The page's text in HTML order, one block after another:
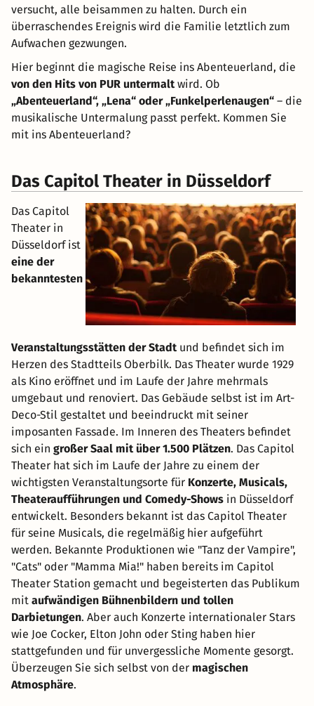
versucht, alle beisammen zu halten. Durch ein
überraschendes Ereignis wird die Familie letztlich zum
Aufwachen gezwungen.
Hier beginnt die magische Reise ins Abenteuerland, die
von den Hits von PUR untermaltwird. Ob
„Abenteuerland“, „Lena“ oder „Funkelperlenaugen“ – die
musikalische Untermalung passt perfekt. Kommen Sie
mit ins Abenteuerland?
Das Capitol Theater in Düsseldorf
Das Capitol
Theater in
Düsseldorf ist
eine der
bekanntesten
Veranstaltungsstätten der Stadtund befindet sich im
Herzen des Stadtteils Oberbilk. Das Theater wurde 1929
als Kino eröffnet und im Laufe der Jahre mehrmals
umgebaut und renoviert. Das Gebäude selbst ist im Art-
Deco-Stil gestaltet und beeindruckt mit seiner
imposanten Fassade. Im Inneren des Theaters befindet
sich ein großer Saal mit über 1.500 Plätzen. Das Capitol
Theater hat sich im Laufe der Jahre zu einem der
wichtigsten Veranstaltungsorte für Konzerte, Musicals,
Theateraufführungen und Comedy-Shows in Düsseldorf
entwickelt. Besonders bekannt ist das Capitol Theater
für seine Musicals, die regelmäßig hier aufgeführt
werden. Bekannte Produktionen wie "Tanz der Vampire",
"Cats" oder "Mamma Mia!" haben bereits im Capitol
Theater Station gemacht und begeisterten das Publikum
mit aufwändigen Bühnenbildern und tollen
Darbietungen. Aber auch Konzerte internationaler Stars
wie Joe Cocker, Elton John oder Sting haben hier
stattgefunden und für unvergessliche Momente gesorgt.
Überzeugen Sie sich selbst von der magischen
Atmosphäre.